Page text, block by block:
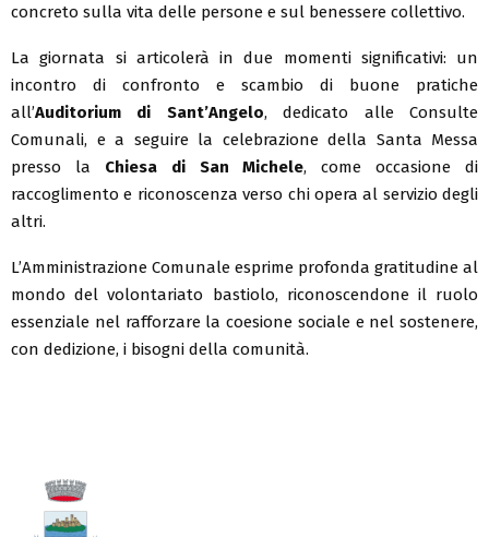
concreto sulla vita delle persone e sul benessere collettivo.
La giornata si articolerà in due momenti significativi: un
incontro di confronto e scambio di buone pratiche
all’Auditorium di Sant’Angelo, dedicato alle Consulte
Comunali, e a seguire la celebrazione della Santa Messa
presso la Chiesa di San Michele, come occasione di
raccoglimento e riconoscenza verso chi opera al servizio degli
altri.
L’Amministrazione Comunale esprime profonda gratitudine al
mondo del volontariato bastiolo, riconoscendone il ruolo
essenziale nel rafforzare la coesione sociale e nel sostenere,
con dedizione, i bisogni della comunità.